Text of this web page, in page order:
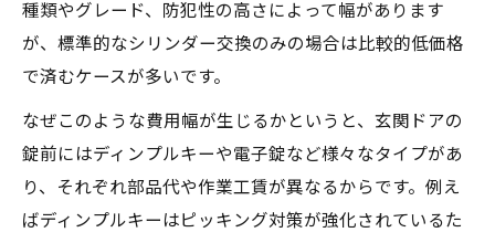
種類やグレード、防犯性の高さによって幅があります
が、標準的なシリンダー交換のみの場合は比較的低価格
で済むケースが多いです。
なぜこのような費用幅が生じるかというと、玄関ドアの
錠前にはディンプルキーや電子錠など様々なタイプがあ
り、それぞれ部品代や作業工賃が異なるからです。例え
ばディンプルキーはピッキング対策が強化されているた